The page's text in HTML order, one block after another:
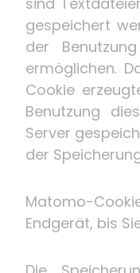
gespeichert
der
ermöglichen.
Cookie
Benutzung
Server
der
Matomo-
Endgerät, bis